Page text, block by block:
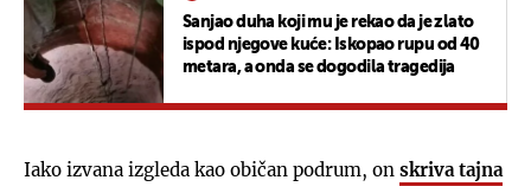
Sanjao duha koji mu je rekao da je zlato
ispod njegove kuće: Iskopao rupu od 40
metara, a onda se dogodila tragedija
Iako izvana izgleda kao običan podrum, on skriva tajna